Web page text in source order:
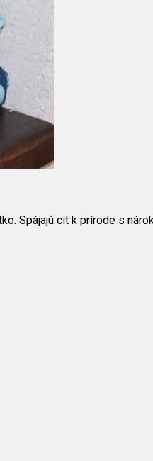
Spájajú cit k prírode s